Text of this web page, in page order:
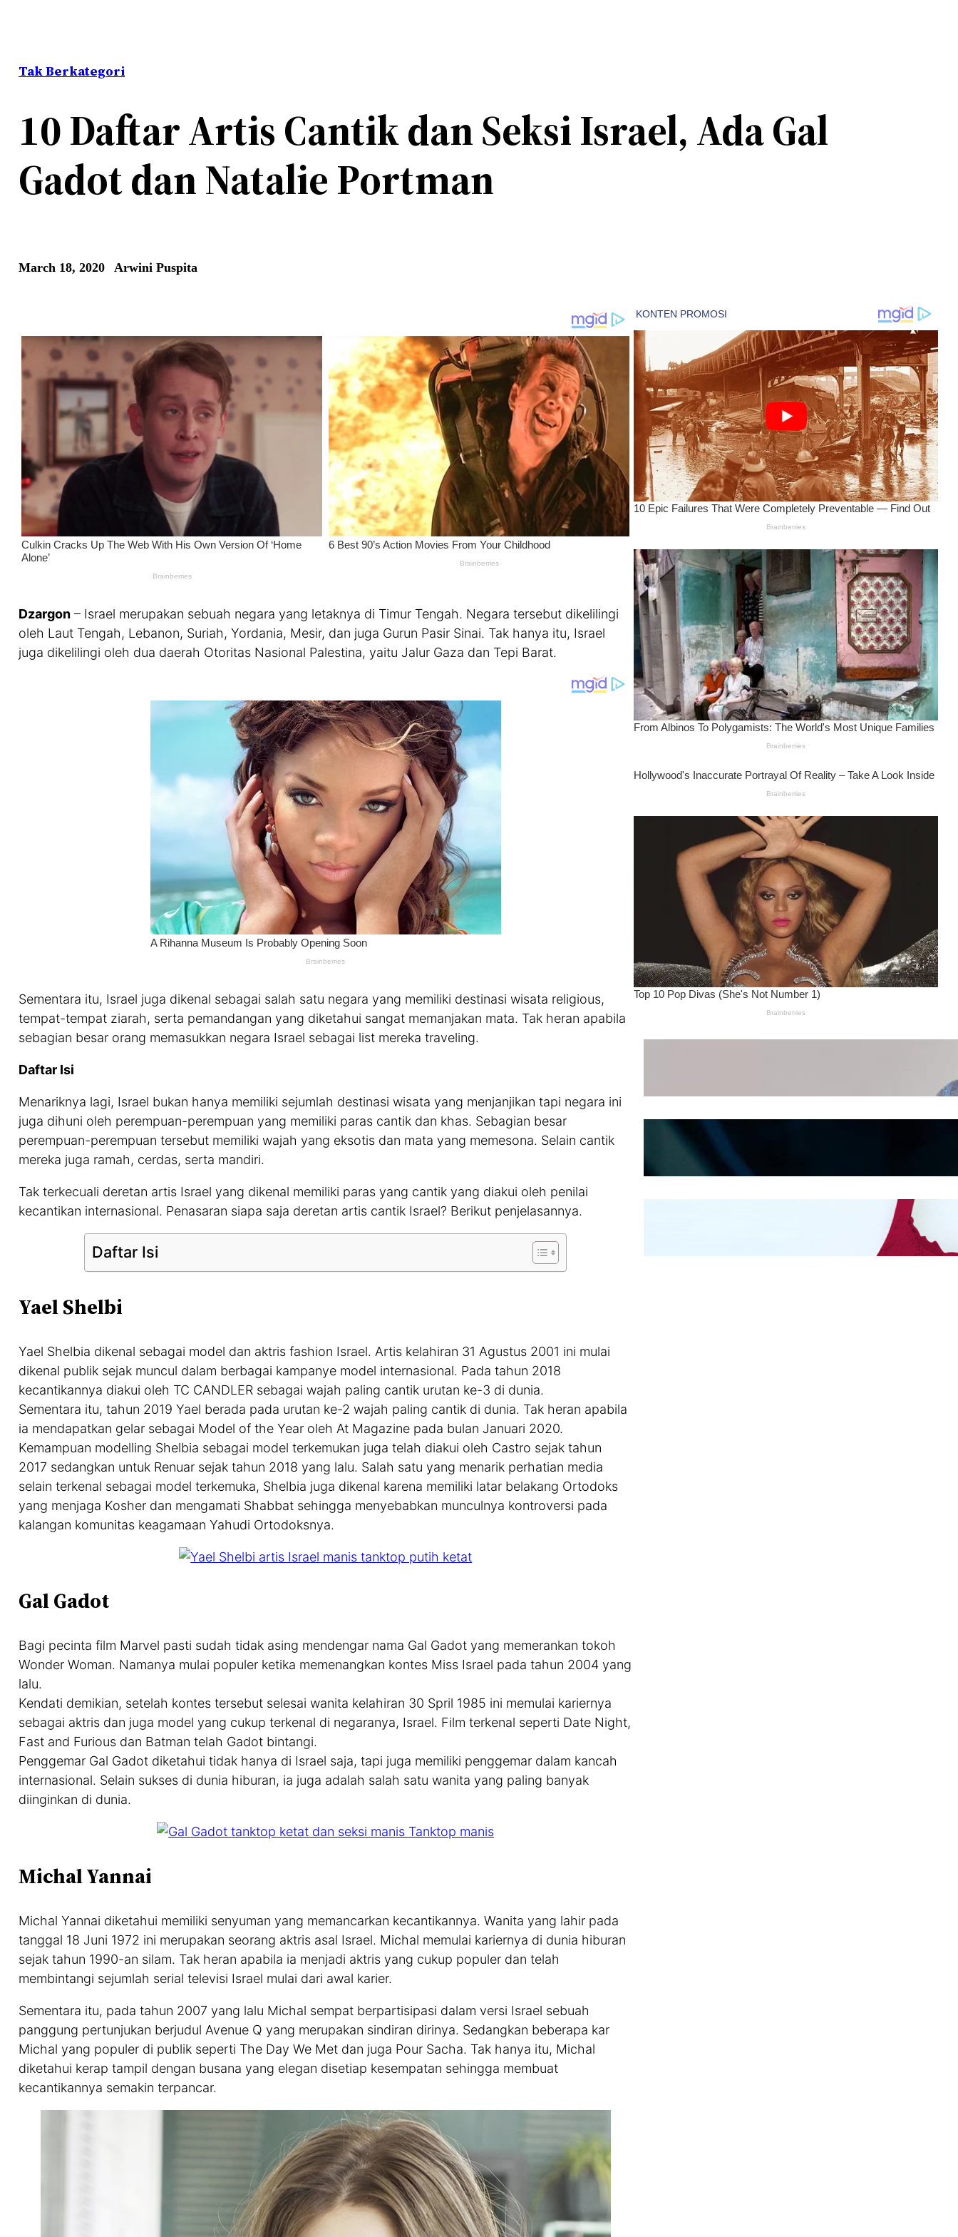
Tak Berkategori
10 Daftar Artis Cantik dan Seksi Israel, Ada Gal
Gadot dan Natalie Portman
March 18, 2020 Arwini Puspita
Dzargon – Israel merupakan sebuah negara yang letaknya di Timur Tengah. Negara tersebut dikelilingi
oleh Laut Tengah, Lebanon, Suriah, Yordania, Mesir, dan juga Gurun Pasir Sinai. Tak hanya itu, Israel
juga dikelilingi oleh dua daerah Otoritas Nasional Palestina, yaitu Jalur Gaza dan Tepi Barat.
Sementara itu, Israel juga dikenal sebagai salah satu negara yang memiliki destinasi wisata religious,
tempat-tempat ziarah, serta pemandangan yang diketahui sangat memanjakan mata. Tak heran apabila
sebagian besar orang memasukkan negara Israel sebagai list mereka traveling.
Daftar Isi
Menariknya lagi, Israel bukan hanya memiliki sejumlah destinasi wisata yang menjanjikan tapi negara ini
juga dihuni oleh perempuan-perempuan yang memiliki paras cantik dan khas. Sebagian besar
perempuan-perempuan tersebut memiliki wajah yang eksotis dan mata yang memesona. Selain cantik
mereka juga ramah, cerdas, serta mandiri.
Tak terkecuali deretan artis Israel yang dikenal memiliki paras yang cantik yang diakui oleh penilai
kecantikan internasional. Penasaran siapa saja deretan artis cantik Israel? Berikut penjelasannya.
Daftar Isi
Yael Shelbi
Yael Shelbia dikenal sebagai model dan aktris fashion Israel. Artis kelahiran 31 Agustus 2001 ini mulai
dikenal publik sejak muncul dalam berbagai kampanye model internasional. Pada tahun 2018
kecantikannya diakui oleh TC CANDLER sebagai wajah paling cantik urutan ke-3 di dunia.
Sementara itu, tahun 2019 Yael berada pada urutan ke-2 wajah paling cantik di dunia. Tak heran apabila
ia mendapatkan gelar sebagai Model of the Year oleh At Magazine pada bulan Januari 2020.
Kemampuan modelling Shelbia sebagai model terkemukan juga telah diakui oleh Castro sejak tahun
2017 sedangkan untuk Renuar sejak tahun 2018 yang lalu. Salah satu yang menarik perhatian media
selain terkenal sebagai model terkemuka, Shelbia juga dikenal karena memiliki latar belakang Ortodoks
yang menjaga Kosher dan mengamati Shabbat sehingga menyebabkan munculnya kontroversi pada
kalangan komunitas keagamaan Yahudi Ortodoksnya.
Gal Gadot
Bagi pecinta film Marvel pasti sudah tidak asing mendengar nama Gal Gadot yang memerankan tokoh
Wonder Woman. Namanya mulai populer ketika memenangkan kontes Miss Israel pada tahun 2004 yang
lalu.
Kendati demikian, setelah kontes tersebut selesai wanita kelahiran 30 Spril 1985 ini memulai kariernya
sebagai aktris dan juga model yang cukup terkenal di negaranya, Israel. Film terkenal seperti Date Night,
Fast and Furious dan Batman telah Gadot bintangi.
Penggemar Gal Gadot diketahui tidak hanya di Israel saja, tapi juga memiliki penggemar dalam kancah
internasional. Selain sukses di dunia hiburan, ia juga adalah salah satu wanita yang paling banyak
diinginkan di dunia.
Michal Yannai
Michal Yannai diketahui memiliki senyuman yang memancarkan kecantikannya. Wanita yang lahir pada
tanggal 18 Juni 1972 ini merupakan seorang aktris asal Israel. Michal memulai kariernya di dunia hiburan
sejak tahun 1990-an silam. Tak heran apabila ia menjadi aktris yang cukup populer dan telah
membintangi sejumlah serial televisi Israel mulai dari awal karier.
Sementara itu, pada tahun 2007 yang lalu Michal sempat berpartisipasi dalam versi Israel sebuah
panggung pertunjukan berjudul Avenue Q yang merupakan sindiran dirinya. Sedangkan beberapa kar
Michal yang populer di publik seperti The Day We Met dan juga Pour Sacha. Tak hanya itu, Michal
diketahui kerap tampil dengan busana yang elegan disetiap kesempatan sehingga membuat
kecantikannya semakin terpancar.
Wanita Pamer Pakaian
Kepribadian
Mengintip Kepribadian
Wanita Dari Warna Bra